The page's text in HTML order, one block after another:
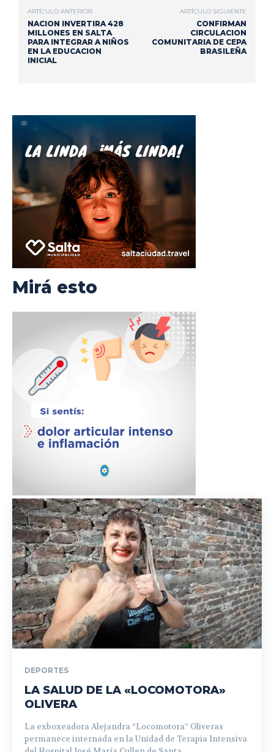
ARTÍCULO ANTERIOR
NACION INVERTIRA 428
MILLONES EN SALTA
PARA INTEGRAR A NIÑOS
EN LA EDUCACION
INICIAL
ARTÍCULO SIGUIENTE
CONFIRMAN
CIRCULACION
COMUNITARIA DE CEPA
BRASILEÑA
Mirá esto
DEPORTES
LA SALUD DE LA «LOCOMOTORA»
OLIVERA
La exboxeadora Alejandra “Locomotora” Oliveras
permanece internada en la Unidad de Terapia Intensiva